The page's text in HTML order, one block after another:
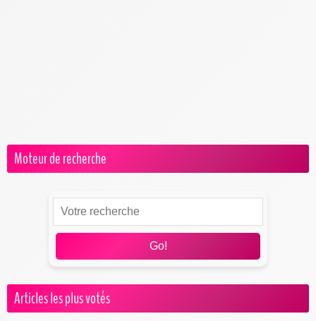
Moteur de recherche
Go!
Articles les plus votés